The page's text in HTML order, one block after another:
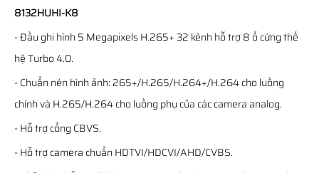
8132HUHI-K8
- Đầu ghi hình 5 Megapixels H.265+ 32 kênh hỗ trợ 8 ổ cứng thế
hệ Turbo 4.0.
- Chuẩn nén hình ảnh: 265+/H.265/H.264+/H.264 cho luồng
chính và H.265/H.264 cho luồng phụ của các camera analog.
- Hỗ trợ cổng CBVS.
- Hỗ trợ camera chuẩn HDTVI/HDCVI/AHD/CVBS.